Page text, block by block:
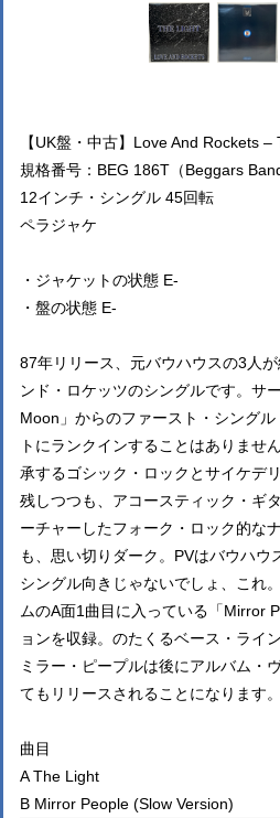
【UK盤・中古】Love And Rockets –
規格番号：BEG 186T（Beggars
12インチ・シングル 45回転
ペラジャケ
・ジャケットの状態 E-
・盤の状態 E-
87年リリース、元バウハウスの3人
ンド・ロケッツのシングルです。サ
Moon」からのファースト・シング
トにランクインすることはありませ
承するゴシック・ロックとサイケデ
残しつつも、アコースティック・ギ
ーチャーしたフォーク・ロック的な
も、思い切りダーク。PVはバウハウ
シングル向きじゃないでしょ、これ
ムのA面1曲目に入っている「Mirror
ョンを収録。のたくるベース・ライ
ミラー・ピープルは後にアルバム・
てもリリースされることになります。
曲目
A The Light
B Mirror People (Slow Version)